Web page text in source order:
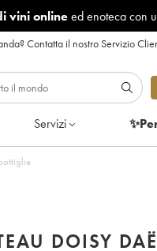
vini onlineed enoteca con
Contatta il nostro Servizio
Servizi
DOISY